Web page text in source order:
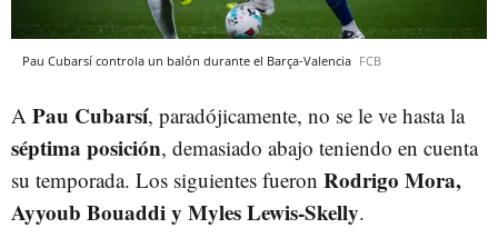
Pau Cubarsí controla un balón durante el Barça-Valencia FCB
A Pau Cubarsí, paradójicamente, no se le ve hasta la
séptima posición, demasiado abajo teniendo en cuenta
su temporada. Los siguientes fueron Rodrigo Mora,
Ayyoub Bouaddi y Myles Lewis-Skelly.